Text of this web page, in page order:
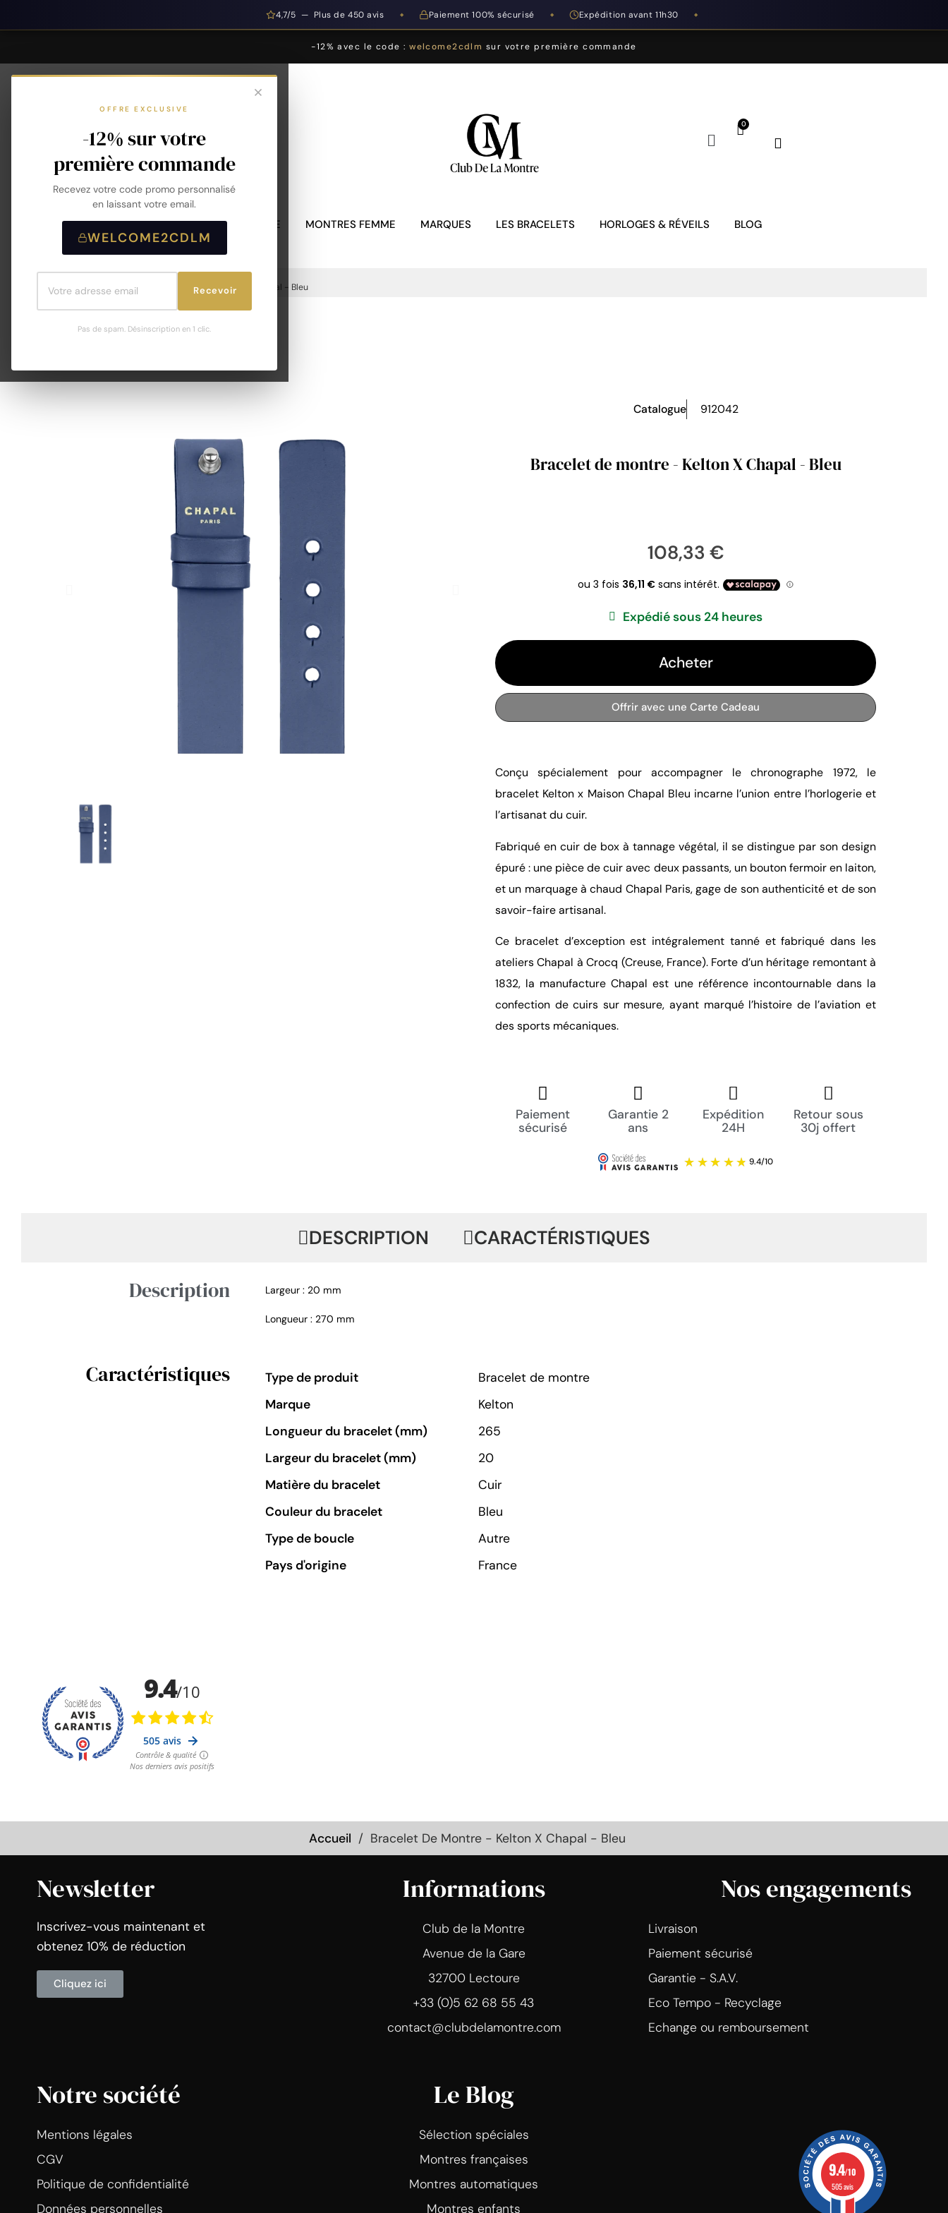
4,7/5 — Plus de 450 avis ◆ Paiement 100% sécurisé ◆ Expédition avant 11h30 ◆
-12% avec le code :welcome2cdlm sur votre première commande
OFFRE EXCLUSIVE
-12% sur votre
première commande
Recevez votre code promo personnalisé
en laissant votre email.
WELCOME2CDLM
Recevoir
Pas de spam. Désinscription en 1 clic.
MONTRES HOMME MONTRES FEMME MARQUES LES BRACELETS HORLOGES & RÉVEILS BLOG
Accueil Bracelet De Montre - Kelton X Chapal - Bleu
Catalogue 912042
Bracelet de montre - Kelton X Chapal - Bleu
108,33 €
Expédié sous 24 heures
Acheter
Offrir avec une Carte Cadeau
Conçu spécialement pour accompagner le chronographe 1972, le
bracelet Kelton x Maison Chapal Bleu incarne l’union entre l’horlogerie et
l’artisanat du cuir.
Fabriqué en cuir de box à tannage végétal, il se distingue par son design
épuré : une pièce de cuir avec deux passants, un bouton fermoir en laiton,
et un marquage à chaud Chapal Paris, gage de son authenticité et de son
savoir-faire artisanal.
Ce bracelet d’exception est intégralement tanné et fabriqué dans les
ateliers Chapal à Crocq (Creuse, France). Forte d’un héritage remontant à
1832, la manufacture Chapal est une référence incontournable dans la
confection de cuirs sur mesure, ayant marqué l’histoire de l’aviation et
des sports mécaniques.
Paiement
sécurisé
Garantie 2
ans
Expédition
24H
Retour sous
30j offert
DESCRIPTION CARACTÉRISTIQUES
Description Largeur : 20 mm
Longueur : 270 mm
Caractéristiques Type de produit
Bracelet de montre
Marque
Kelton
Longueur du bracelet (mm)
265
Largeur du bracelet (mm)
20
Matière du bracelet
Cuir
Couleur du bracelet
Bleu
Type de boucle
Autre
Pays d'origine
France
Accueil Bracelet De Montre - Kelton X Chapal - Bleu
Newsletter
Inscrivez-vous maintenant et
obtenez 10% de réduction
Cliquez ici
Informations
Club de la Montre
Avenue de la Gare
32700 Lectoure
+33 (0)5 62 68 55 43
contact@clubdelamontre.com
Nos engagements
Livraison
Paiement sécurisé
Garantie - S.A.V.
Eco Tempo - Recyclage
Echange ou remboursement
Notre société
Mentions légales
CGV
Politique de confidentialité
Données personnelles
Le Blog
Sélection spéciales
Montres françaises
Montres automatiques
Montres enfants
9.4/10
505 avis